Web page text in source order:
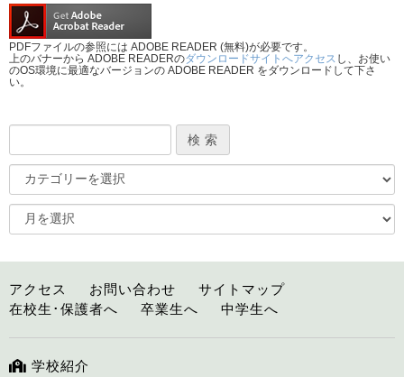
PDFファイルの参照には ADOBE READER (無料)が必要です。
上のバナーから ADOBE READERのダウンロードサイトへアクセス し、お使い
のOS環境に最適なバージョンの ADOBE READER をダウンロードして下さ
い。
アクセス お問い合わせ
サイトマップ
在校生･保護者へ
卒業生へ 中学生へ
学校紹介